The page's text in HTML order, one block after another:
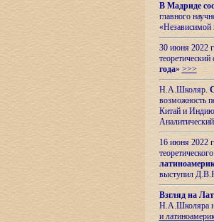
В Мадриде
главного
«Независимой
30 июня 2022
года» >>>
Н.А.Школяр.
возможность
Китай и
16 июня 2022
выступил
Взгляд на
Н.А.Школяра
и